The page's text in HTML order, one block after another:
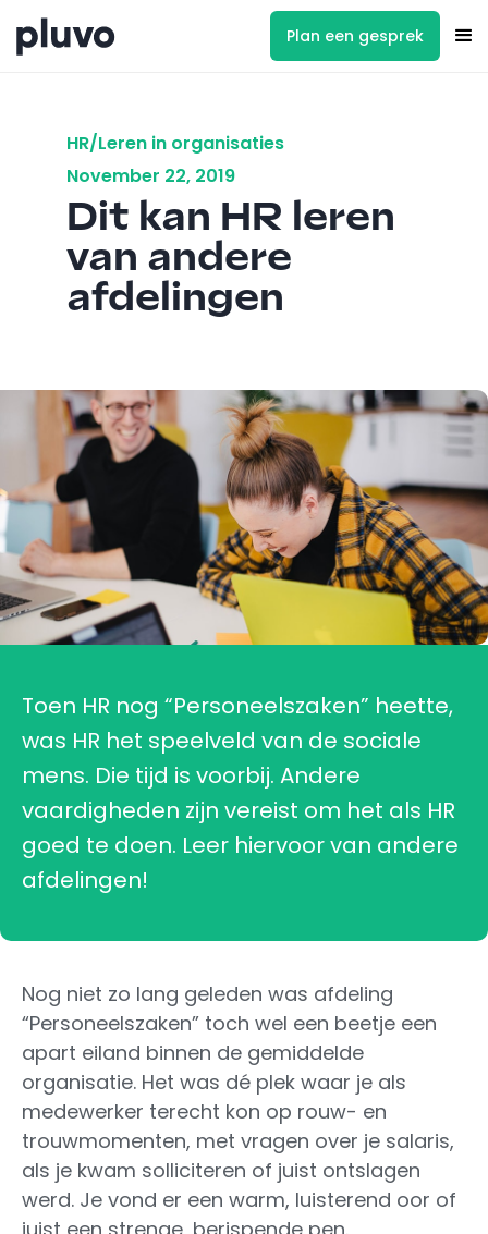
Plan een gesprek
HR/Leren in organisaties
November 22, 2019
Dit kan HR leren
van andere
afdelingen
Toen HR nog “Personeelszaken” heette,
was HR het speelveld van de sociale
mens. Die tijd is voorbij. Andere
vaardigheden zijn vereist om het als HR
goed te doen. Leer hiervoor van andere
afdelingen!
Nog niet zo lang geleden was afdeling
“Personeelszaken” toch wel een beetje een
apart eiland binnen de gemiddelde
organisatie. Het was dé plek waar je als
medewerker terecht kon op rouw- en
trouwmomenten, met vragen over je salaris,
als je kwam solliciteren of juist ontslagen
werd. Je vond er een warm, luisterend oor of